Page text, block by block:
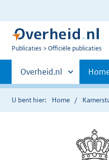
U
Publicaties Officiële publicaties
Primaire
navigatie
Andere
sites
binnen
Overheid.nl
U bent hier: Home